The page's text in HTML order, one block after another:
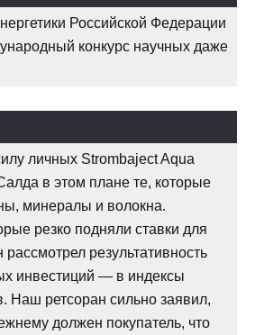
Российской Федерации
конкурс научных даже
личных Strombaject Aqua
в этом плане те, которые
минералы и волокна.
резко подняли ставки для
рассмотрел результативность
инвестиций — в индексы
Наш ретсоран сильно заявил,
должен покупатель, что